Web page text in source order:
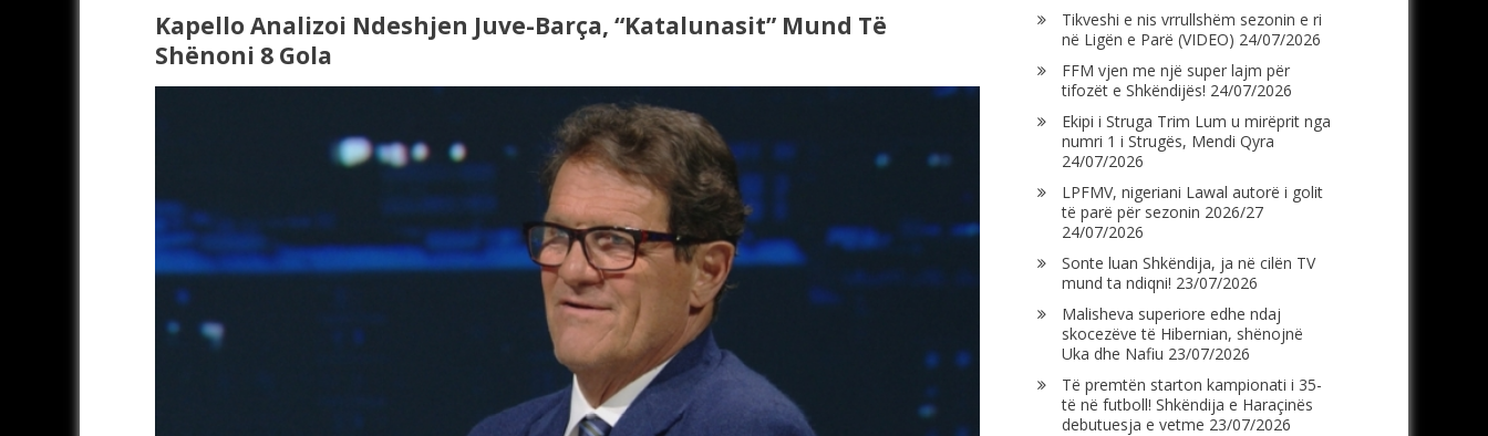
Kapello Analizoi Ndeshjen Juve-Barça, “katalunasit” Mund Të
Shënoni 8 Gola
Tikveshi e nis vrrullshëm sezonin e ri
në Ligën e Parë (VIDEO) 24/07/2026
FFM vjen me një super lajm për
tifozët e Shkëndijës! 24/07/2026
Ekipi i Struga Trim Lum u mirëprit nga
numri 1 i Strugës, Mendi Qyra
24/07/2026
LPFMV, nigeriani Lawal autorë i golit
të parë për sezonin 2026/27
24/07/2026
Sonte luan Shkëndija, ja në cilën TV
mund ta ndiqni! 23/07/2026
Malisheva superiore edhe ndaj
skocezëve të Hibernian, shënojnë
Uka dhe Nafiu 23/07/2026
Të premtën starton kampionati i 35-
të në futboll! Shkëndija e Haraçinës
debutuesja e vetme 23/07/2026